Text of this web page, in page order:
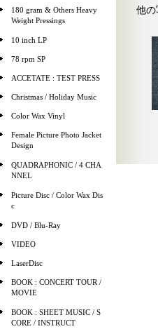
180 gram & Others Heavy
Weight Pressings
10 inch LP
78 rpm SP
ACCETATE : TEST PRESS
Christmas / Holiday Music
Color Wax Vinyl
Female Picture Photo Jacket
Design
QUADRAPHONIC / 4 CHA
NNEL
Picture Disc / Color Wax Dis
c
DVD / Blu-Ray
VIDEO
LaserDisc
BOOK : CONCERT TOUR /
MOVIE
BOOK : SHEET MUSIC / S
CORE / INSTRUCT
他の